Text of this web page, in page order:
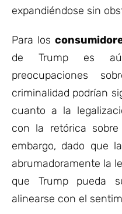
expandiéndose sin
Para los
de Trump es
preocupaciones
criminalidad podrían
cuanto a la
con la retórica
embargo, dado que
abrumadoramente la
que Trump pueda
alinearse con el